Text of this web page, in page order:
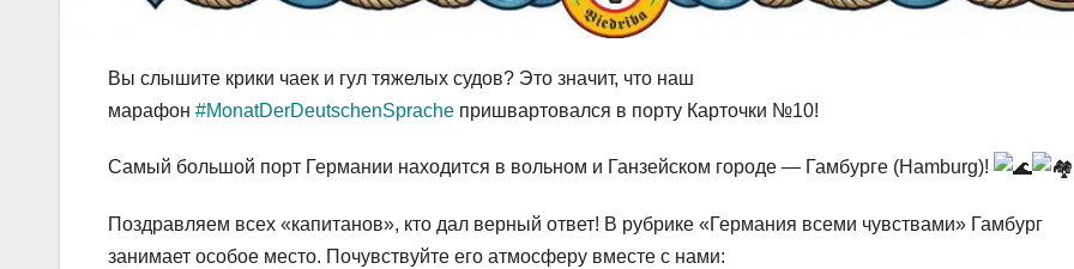
Вы слышите крики чаек и гул тяжелых судов? Это значит, что наш
марафон #MonatDerDeutschenSprache пришвартовался в порту Карточки №10!
Самый большой порт Германии находится в вольном и Ганзейском городе — Гамбурге (Hamburg)!
Поздравляем всех «капитанов», кто дал верный ответ! В рубрике «Германия всеми чувствами» Гамбург
занимает особое место. Почувствуйте его атмосферу вместе с нами: